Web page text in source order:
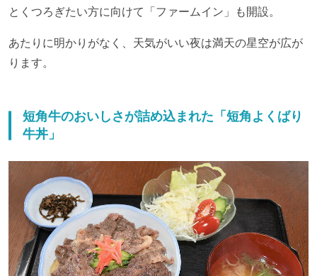
とくつろぎたい方に向けて「ファームイン」も開設。
あたりに明かりがなく、天気がいい夜は満天の星空が広が
ります。
短角牛のおいしさが詰め込まれた「短角よくばり
牛丼」